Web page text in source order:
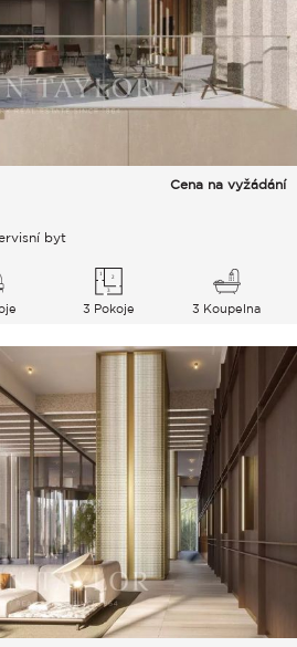
Cena na vyžádání
byt
3 Pokoje 3 Koupelna